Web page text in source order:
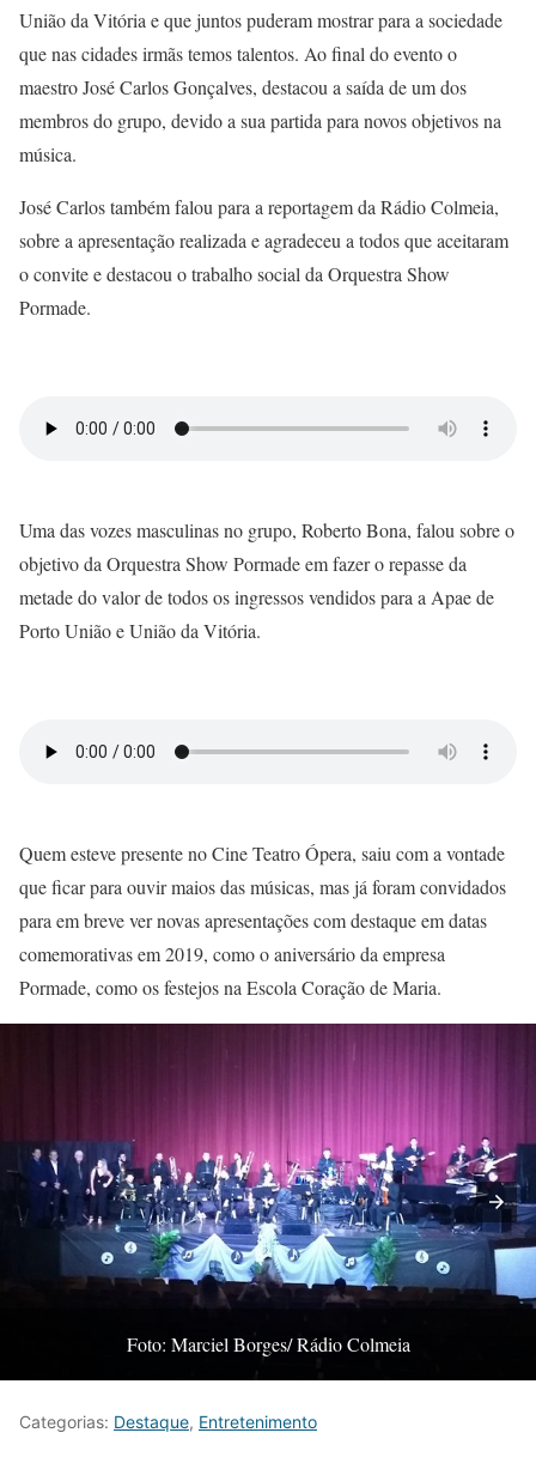
União da Vitória e que juntos puderam mostrar para a sociedade
que nas cidades irmãs temos talentos. Ao final do evento o
maestro José Carlos Gonçalves, destacou a saída de um dos
membros do grupo, devido a sua partida para novos objetivos na
música.
José Carlos também falou para a reportagem da Rádio Colmeia,
sobre a apresentação realizada e agradeceu a todos que aceitaram
o convite e destacou o trabalho social da Orquestra Show
Pormade.
Uma das vozes masculinas no grupo, Roberto Bona, falou sobre o
objetivo da Orquestra Show Pormade em fazer o repasse da
metade do valor de todos os ingressos vendidos para a Apae de
Porto União e União da Vitória.
Quem esteve presente no Cine Teatro Ópera, saiu com a vontade
que ficar para ouvir maios das músicas, mas já foram convidados
para em breve ver novas apresentações com destaque em datas
comemorativas em 2019, como o aniversário da empresa
Pormade, como os festejos na Escola Coração de Maria.
Foto: Marciel Borges/ Rádio Colmeia
Categorias: Destaque, Entretenimento